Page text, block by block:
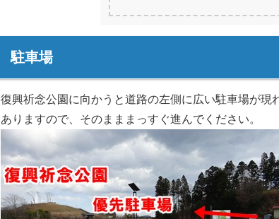
駐車場
復興祈念公園に向かうと道路の左側に広い駐車場が現
ありますので、そのまままっすぐ進んでください。